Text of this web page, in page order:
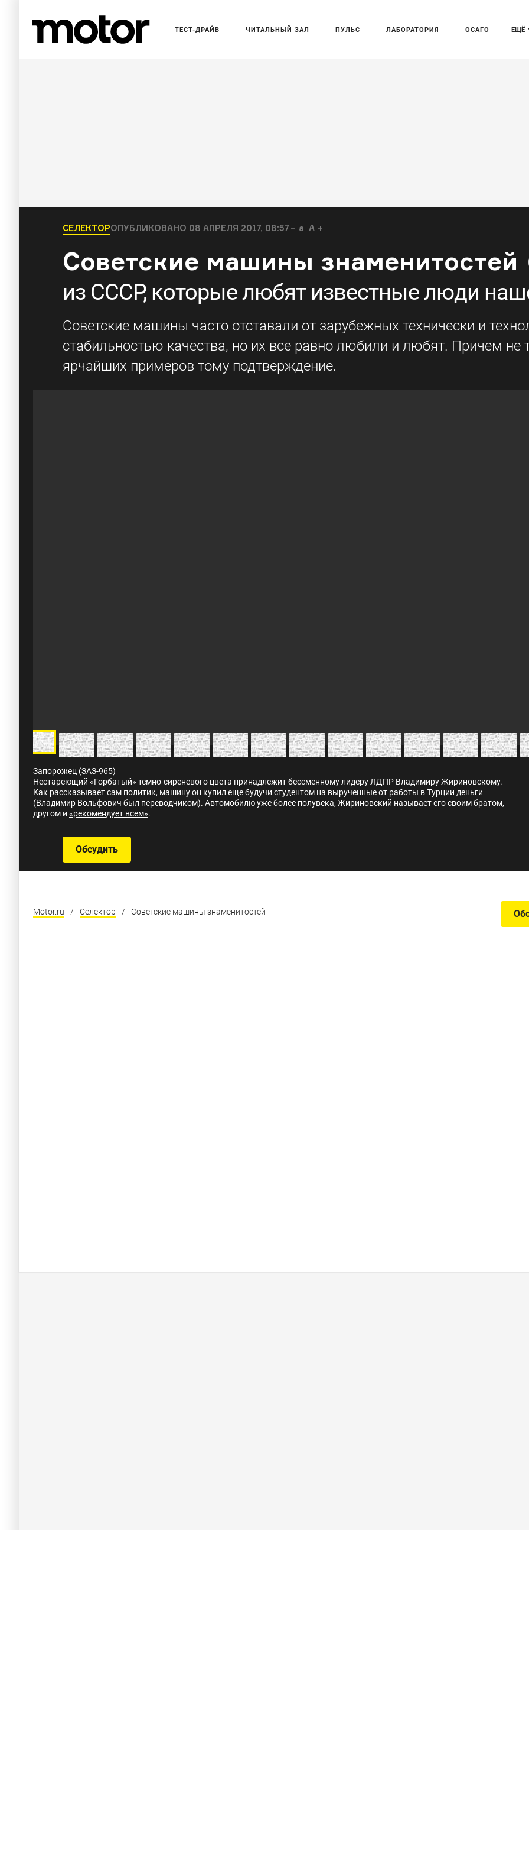
ЕЩЁ
ТЕСТ-ДРАЙВ ЧИТАЛЬНЫЙ ЗАЛ ПУЛЬС ЛАБОРАТОРИЯ ОСАГО
СЕЛЕКТОРОПУБЛИКОВАНО 08 АПРЕЛЯ 2017, 08:57 a A
Советские машины знаменитостей
из СССР, которые любят известные люди
Советские машины часто отставали от зарубежных технически и
стабильностью качества, но их все равно любили и любят. Причем не
ярчайших примеров тому подтверждение.
Запорожец (ЗАЗ-965)
Нестареющий «Горбатый» темно-сиреневого цвета принадлежит бессменному лидеру ЛДПР Владимиру Жириновскому.
Как рассказывает сам политик, машину он купил еще будучи студентом на вырученные от работы в Турции деньги
(Владимир Вольфович был переводчиком). Автомобилю уже более полувека, Жириновский называет его своим братом,
другом и «рекомендует всем».
Обсудить
Motor.ru / Селектор / Советские машины знаменитостей